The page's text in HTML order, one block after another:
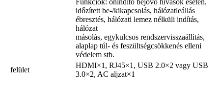
Funkciók: önindító bejövő hívások esetén,
időzített be-/kikapcsolás, hálózatleállás
ébresztés, hálózati lemez nélküli indítás,
hálózat
másolás, egykulcsos rendszervisszaállítás,
alaplap túl- és feszültségcsökkenés elleni
védelem stb.
felület
HDMI×1, RJ45×1, USB 2.0×2 vagy USB
3.0×2, AC aljzat×1